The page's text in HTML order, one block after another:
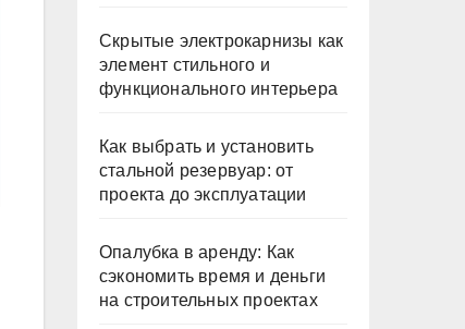
Скрытые электрокарнизы как
элемент стильного и
функционального интерьера
Как выбрать и установить
стальной резервуар: от
проекта до эксплуатации
Опалубка в аренду: Как
сэкономить время и деньги
на строительных проектах